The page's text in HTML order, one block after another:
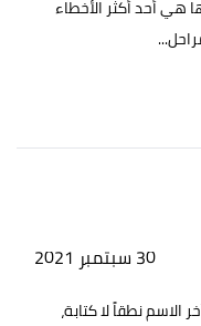
هي أحد أكثر الأخطاء
30 سبتمبر 2021
الاسم نطقاً لا كتابة،